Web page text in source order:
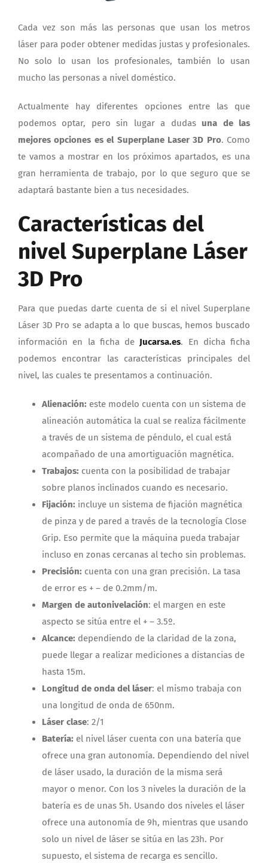
Cada vez son más las personas que usan los metros
láser para poder obtener medidas justas y profesionales.
No solo lo usan los profesionales, también lo usan
mucho las personas a nivel doméstico.
Actualmente hay diferentes opciones entre las que
podemos optar, pero sin lugar a dudas una de las
mejores opciones es el Superplane Laser 3D Pro. Como
te vamos a mostrar en los próximos apartados, es una
gran herramienta de trabajo, por lo que seguro que se
adaptará bastante bien a tus necesidades.
Características del
nivel Superplane Láser
3D Pro
Para que puedas darte cuenta de si el nivel Superplane
Láser 3D Pro se adapta a lo que buscas, hemos buscado
información en la ficha de Jucarsa.es. En dicha ficha
podemos encontrar las características principales del
nivel, las cuales te presentamos a continuación.
Alienación: este modelo cuenta con un sistema de
alineación automática la cual se realiza fácilmente
a través de un sistema de péndulo, el cual está
acompañado de una amortiguación magnética.
Trabajos: cuenta con la posibilidad de trabajar
sobre planos inclinados cuando es necesario.
Fijación: incluye un sistema de fijación magnética
de pinza y de pared a través de la tecnología Close
Grip. Eso permite que la máquina pueda trabajar
incluso en zonas cercanas al techo sin problemas.
Precisión: cuenta con una gran precisión. La tasa
de error es + – de 0.2mm/m.
Margen de autonivelación: el margen en este
aspecto se sitúa entre el + – 3.5º.
Alcance: dependiendo de la claridad de la zona,
puede llegar a realizar mediciones a distancias de
hasta 15m.
Longitud de onda del láser: el mismo trabaja con
una longitud de onda de 650nm.
Láser clase: 2/1
Batería: el nivel láser cuenta con una batería que
ofrece una gran autonomía. Dependiendo del nivel
de láser usado, la duración de la misma será
mayor o menor. Con los 3 niveles la duración de la
batería es de unas 5h. Usando dos niveles el láser
ofrece una autonomía de 9h, mientras que usando
solo un nivel de láser se sitúa en las 23h. Por
supuesto, el sistema de recarga es sencillo.